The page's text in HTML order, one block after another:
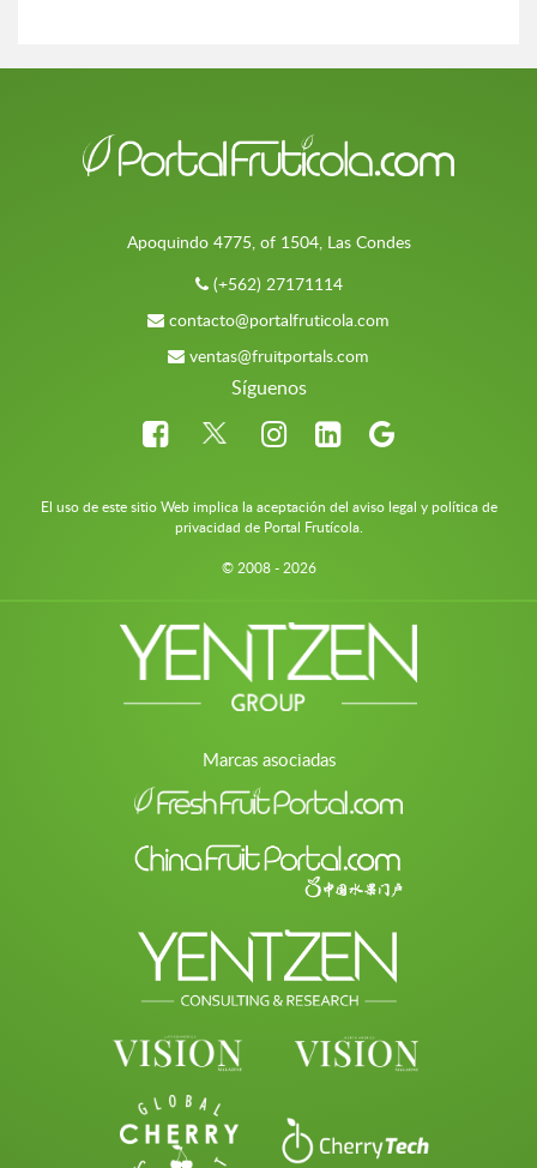
Apoquindo 4775, of 1504, Las Condes
(+562) 27171114
contacto@portalfruticola.com
ventas@fruitportals.com
Síguenos
El uso de este sitio Web implica la aceptación del aviso legal y política de
privacidad de Portal Frutícola.
© 2008 - 2026
Marcas asociadas